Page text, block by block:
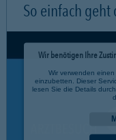
So einfach
Wir benötigen Ihre
Wir verwenden
einzubetten. Dieser
lesen Sie die Details